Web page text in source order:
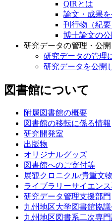
QIRとは
論文・成果
刊行物（紀
博士論文の
研究データの管理・公開
研究データの管理
研究データを公開
図書館について
附属図書館の概要
図書館の移転に係る情報
研究開発室
出版物
オリジナルグッズ
図書館へのご寄付等
展観クロニクル/貴重文
ライブラリーサイエン
研究データ管理支援部門
九州地区大学図書館協議
九州地区図書系二次専